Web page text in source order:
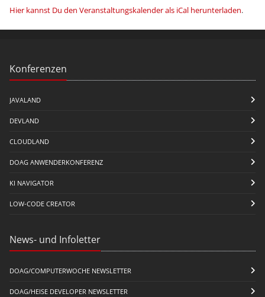
Hier kannst Du den Veranstaltungskalender als iCal herunterladen.
Konferenzen
JAVALAND
DEVLAND
CLOUDLAND
DOAG ANWENDERKONFERENZ
KI NAVIGATOR
LOW-CODE CREATOR
News- und Infoletter
DOAG/COMPUTERWOCHE NEWSLETTER
DOAG/HEISE DEVELOPER NEWSLETTER